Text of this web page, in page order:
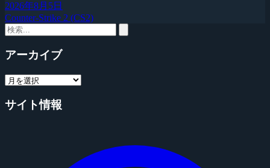
2026年8月5日
Counter-Strike 2 (CS2)
アーカイブ
サイト情報